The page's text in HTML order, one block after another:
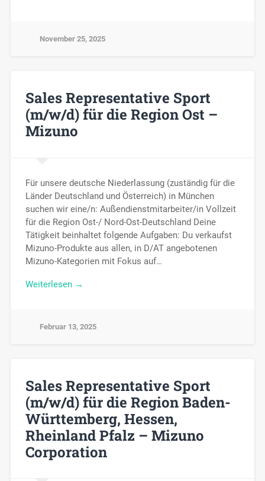
November 25, 2025
Sales Representative Sport
(m/w/d) für die Region Ost –
Mizuno
Für unsere deutsche Niederlassung (zuständig für die
Länder Deutschland und Österreich) in München
suchen wir eine/n: Außendienstmitarbeiter/in Vollzeit
für die Region Ost-/ Nord-Ost-Deutschland Deine
Tätigkeit beinhaltet folgende Aufgaben: Du verkaufst
Mizuno-Produkte aus allen, in D/AT angebotenen
Mizuno-Kategorien mit Fokus auf…
Weiterlesen →
Februar 13, 2025
Sales Representative Sport
(m/w/d) für die Region Baden-
Württemberg, Hessen,
Rheinland Pfalz – Mizuno
Corporation